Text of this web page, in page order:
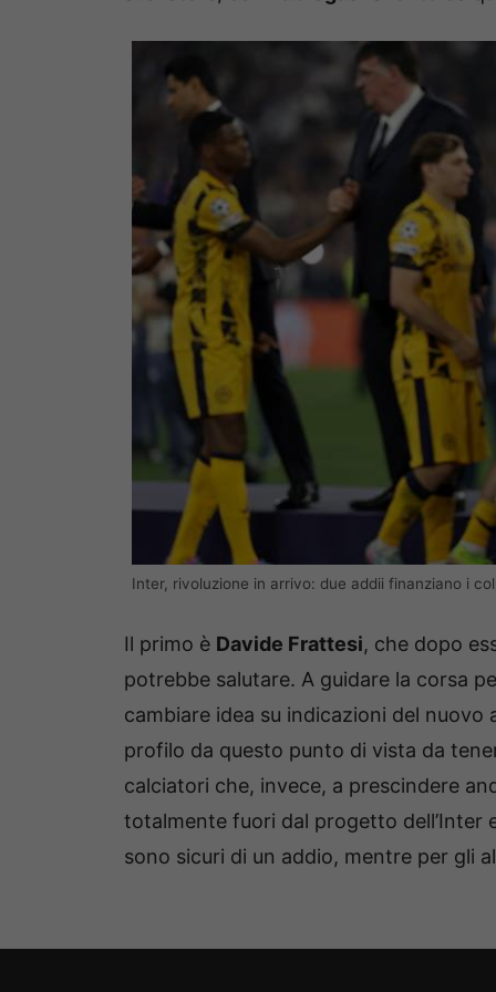
Inter, rivoluzione in arrivo: due addii finanziano i
Il primo è Davide Frattesi, che dopo
potrebbe salutare. A guidare la corsa
cambiare idea su indicazioni del
profilo da questo punto di vista da
calciatori che, invece, a prescindere
totalmente fuori dal progetto dell’Inter
sono sicuri di un addio, mentre per gli